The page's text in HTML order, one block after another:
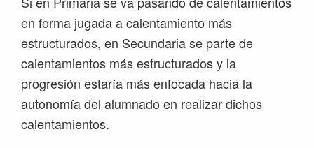
en forma jugada a calentamiento más
estructurados, en Secundaria se parte de
calentamientos más estructurados y la
progresión estaría más enfocada hacia la
autonomía del alumnado en realizar dichos
calentamientos.